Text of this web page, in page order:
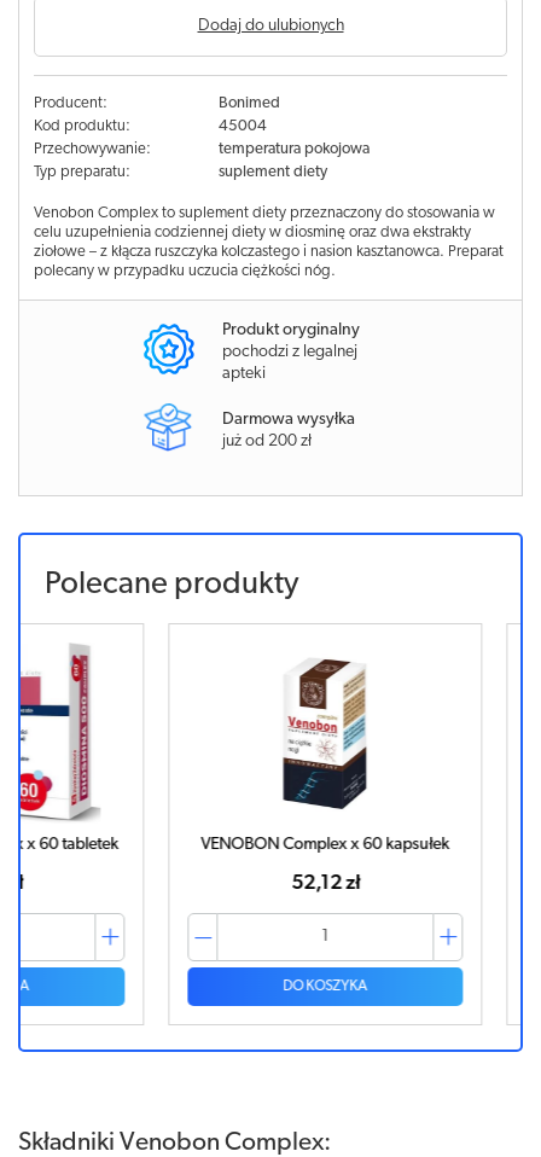
Dodaj do ulubionych
Producent:
Bonimed
Kod produktu:
45004
Przechowywanie:
temperatura pokojowa
Typ preparatu:
suplement diety
Venobon Complex to suplement diety przeznaczony do stosowania w
celu uzupełnienia codziennej diety w diosminę oraz dwa ekstrakty
ziołowe – z kłącza ruszczyka kolczastego i nasion kasztanowca. Preparat
polecany w przypadku uczucia ciężkości nóg.
Produkt oryginalny
pochodzi z legalnej
apteki
Darmowa wysyłka
już od 200 zł
Polecane produkty
VENOBON Complex x 60 kapsułek
52,12 zł
DO KOSZYKA
Składniki Venobon Complex: